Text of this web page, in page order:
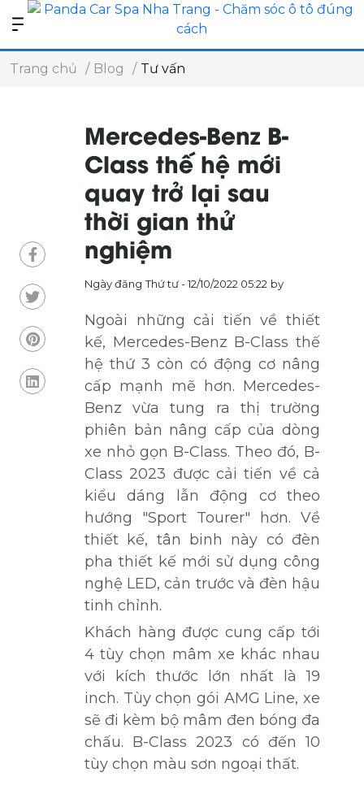
Trang chủ Blog Tư vấn
Mercedes-Benz B-
Class thế hệ mới
quay trở lại sau
thời gian thử
nghiệm
Ngày đăng Thứ tư - 12/10/2022 05:22 by
Ngoài những cải tiến về thiết
kế, Mercedes-Benz B-Class thế
hệ thứ 3 còn có động cơ nâng
cấp mạnh mẽ hơn. Mercedes-
Benz vừa tung ra thị trường
phiên bản nâng cấp của dòng
xe nhỏ gọn B-Class. Theo đó, B-
Class 2023 được cải tiến về cả
kiểu dáng lẫn động cơ theo
hướng "Sport Tourer" hơn. Về
thiết kế, tân binh này có đèn
pha thiết kế mới sử dụng công
nghệ LED, cản trước và đèn hậu
tinh chỉnh.
Khách hàng được cung cấp tới
4 tùy chọn mâm xe khác nhau
với kích thước lớn nhất là 19
inch. Tùy chọn gói AMG Line, xe
sẽ đi kèm bộ mâm đen bóng đa
chấu. B-Class 2023 có đến 10
tùy chọn màu sơn ngoại thất.